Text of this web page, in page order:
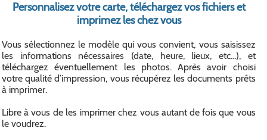
Personnalisez votre carte, téléchargez vos fichiers et
imprimez les chez vous
Vous sélectionnez le modèle qui vous convient, vous saisissez
les informations nécessaires (date, heure, lieux, etc...), et
téléchargez éventuellement les photos. Après avoir choisi
votre qualité d’impression, vous récupérez les documents prêts
à imprimer.
Libre à vous de les imprimer chez vous autant de fois que vous
le voudrez.